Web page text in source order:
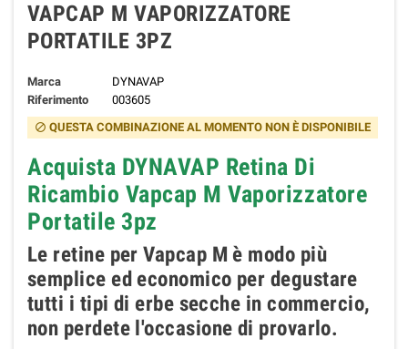
VAPCAP M VAPORIZZATORE
PORTATILE 3PZ
Marca
DYNAVAP
Riferimento
003605
block QUESTA COMBINAZIONE AL MOMENTO NON È DISPONIBILE
Acquista DYNAVAP Retina Di
Ricambio Vapcap M Vaporizzatore
Portatile 3pz
Le retine per Vapcap M è modo più
semplice ed economico per degustare
tutti i tipi di erbe secche in commercio,
non perdete l'occasione di provarlo.